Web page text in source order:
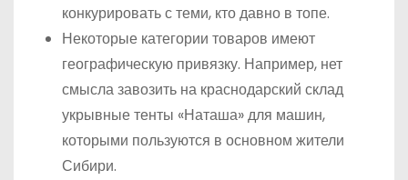
конкурировать с теми, кто давно в топе.
Некоторые категории товаров имеют
географическую привязку. Например, нет
смысла завозить на краснодарский склад
укрывные тенты «Наташа» для машин,
которыми пользуются в основном жители
Сибири.